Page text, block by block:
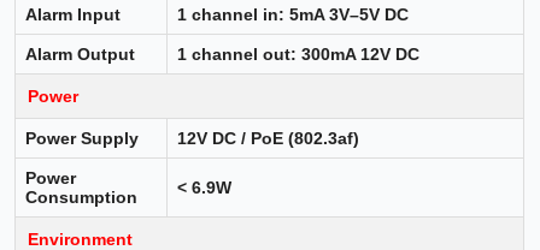
Alarm Input 1 channel in: 5mA 3V–5V DC
Alarm Output 1 channel out: 300mA 12V DC
Power
Power Supply 12V DC / PoE (802.3af)
Power
Consumption
< 6.9W
Environment